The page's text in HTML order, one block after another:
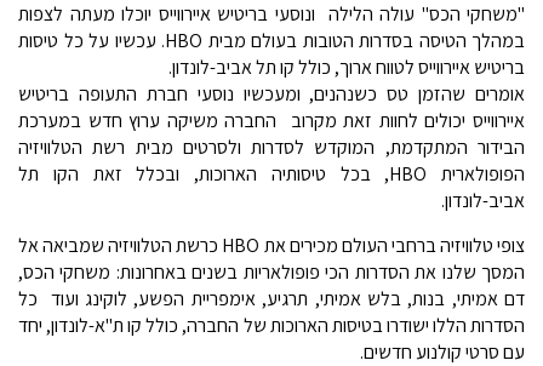
"משחקי הכס" עולה הלילה  ונוסעי בריטיש איירווייס יוכלו מעתה לצפות
במהלך הטיסה בסדרות הטובות בעולם מבית HBO. עכשיו על כל טיסות
בריטיש איירווייס לטווח ארוך, כולל קו תל אביב-לונדון.
אומרים שהזמן טס כשנהנים, ומעכשיו נוסעי חברת התעופה בריטיש
איירווייס יכולים לחוות זאת מקרוב  החברה משיקה ערוץ חדש במערכת
הבידור המתקדמת, המוקדש לסדרות ולסרטים מבית רשת הטלוויזיה
הפופולארית HBO, בכל טיסותיה הארוכות, ובכלל זאת הקו תל
אביב-לונדון.
צופי טלוויזיה ברחבי העולם מכירים את HBO כרשת הטלוויזיה שמביאה אל
המסך שלנו את הסדרות הכי פופולאריות בשנים באחרונות: משחקי הכס,
דם אמיתי, בנות, בלש אמיתי, תרגיע, אימפריית הפשע, לוקינג ועוד  כל
הסדרות הללו ישודרו בטיסות הארוכות של החברה, כולל קו ת"א-לונדון, יחד
עם סרטי קולנוע חדשים.